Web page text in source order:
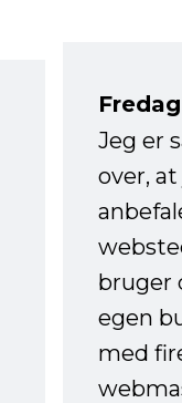
Jeg er
over,
bruger
egen
med